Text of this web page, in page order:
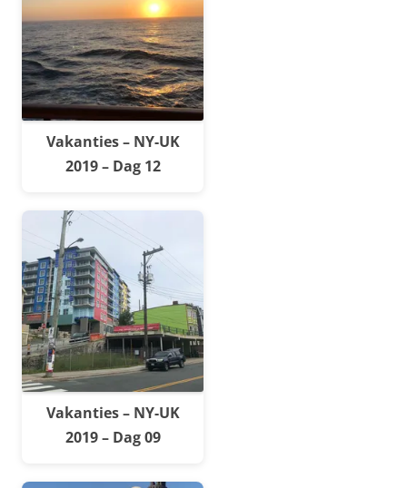
Vakanties – NY-UK
2019 – Dag 12
Vakanties – NY-UK
2019 – Dag 09